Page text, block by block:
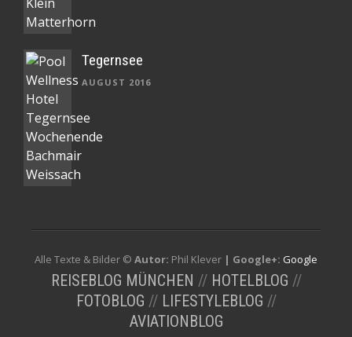
Tegernsee
AUGUST 2016
Alle Texte & Bilder © Autor: Phil Klever | Google+: Google
REISEBLOG MÜNCHEN // HOTELBLOG //
FOTOBLOG // LIFESTYLEBLOG //
AVIATIONBLOG